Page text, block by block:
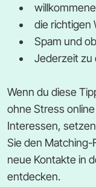
die richtigen
Spam und
Jederzeit zu
Wenn du diese
ohne Stress
Interessen,
Sie den
neue Kontakte in
entdecken.